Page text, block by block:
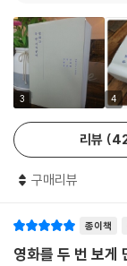
119. 「사과」 강이관
120. 「고고 70」 최호
121. 「멋진 하루」 이윤
122. 「다크 나이트」
123. 「님은 먼 곳에」
124. 「아임 낫 데어」
125. 「밴드 비지트-
127. 「노인을 위한 나
129. 「우리 생애 최고
130. 「아메리칸 갱스터
이 있다. 그리고 계절
끊임없이 흘러간다.
흐름 자체인지도 모른
--- pp.481~482, 「
고레에다 히로카즈는
골짜기를 판다. 이 영
만, 어김없이 과녁에
언제나 들리는 것보
여기서는 이렇다 할
는 때때로 영화 자체
상과 냄새를 자아낸다
했다.
어쩌면 영화는 관객에
화는 두 번 시작된다』
리를 체감케 한다. 봉
(“봉준호의 영화들에
들의 핵심 테마를 ‘죽
론가이자 인터뷰어인
종이 위에 펼친 영화
팎의 정경과 심경, 그
를 만든 사람이 나임
기쁘게 몸을 맡겼다.
어주었듯이 지금 그는
로 이끌어주었다.
- 고레에다 히로카즈 (영
3 4
리뷰
구매리뷰
종이책
영화를 두 번 보게